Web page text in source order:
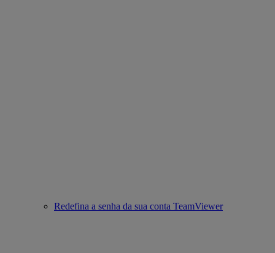
Redefina a senha da sua conta TeamViewer